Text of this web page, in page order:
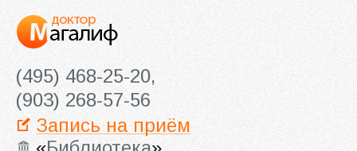
(495) 468-25-20,
(903) 268-57-56
Запись на приём